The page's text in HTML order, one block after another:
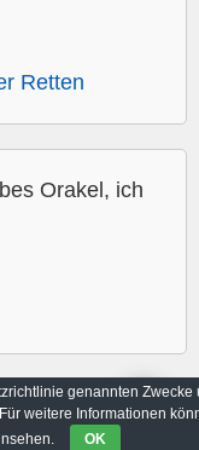
Retten
Orakel, ich
vorbehalten.
genannten Zwecke
weitere Informationen
OK